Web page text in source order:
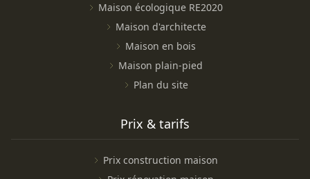
Maison écologique RE2020
Maison d'architecte
Maison en bois
Maison plain-pied
Plan du site
Prix & tarifs
Prix construction maison